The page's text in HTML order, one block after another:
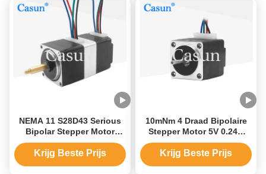
NEMA 11 S28D43 Serious
Bipolar Stepper Motor
55mN.M 80mN.M Voor de
medische industrie
Krijg Beste Prijs
10mNm 4 Draad Bipolaire
Stepper Motor 5V 0.24A
Nema 8 Motor 20x20x25mm
Krijg Beste Prijs